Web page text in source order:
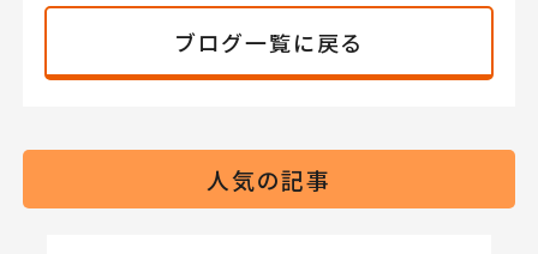
ブログ一覧に戻る
人気の記事